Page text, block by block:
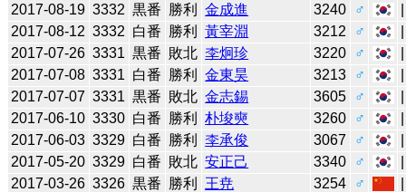
2017-08-19 3332 黒番 勝利 金成進 3240 ♂
2017-08-12 3332 白番 勝利 黃宰淵 3212 ♂
2017-07-26 3331 黒番 敗北 李炯珍 3220 ♂
2017-07-08 3331 白番 勝利 金東昊 3213 ♂
2017-07-07 3331 黒番 敗北 金志錫 3605 ♂
2017-06-10 3330 白番 勝利 朴埈奭 3260 ♂
2017-06-03 3329 白番 勝利 李承俊 3067 ♂
2017-05-20 3329 白番 敗北 安正己 3340 ♂
2017-03-26 3326 黒番 勝利 王尭 3254 ♂